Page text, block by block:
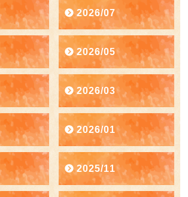
2026/07
2026/05
2026/03
2026/01
2025/11